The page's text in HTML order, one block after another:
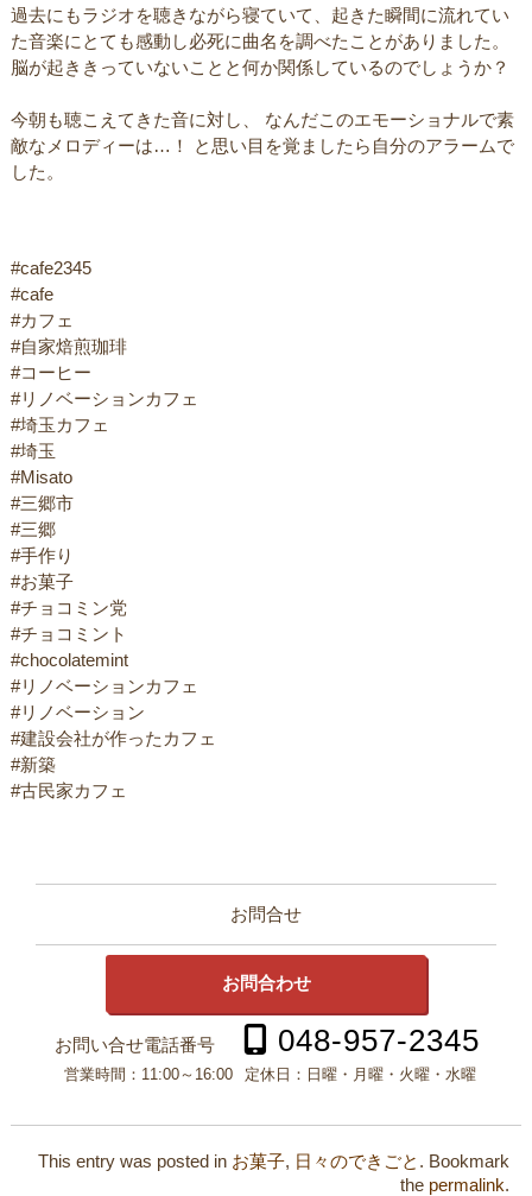
過去にもラジオを聴きながら寝ていて、起きた瞬間に流れてい
た音楽にとても感動し必死に曲名を調べたことがありました。
脳が起ききっていないことと何か関係しているのでしょうか？
今朝も聴こえてきた音に対し、 なんだこのエモーショナルで素
敵なメロディーは…！ と思い目を覚ましたら自分のアラームで
した。
#cafe2345
#cafe
#カフェ
#自家焙煎珈琲
#コーヒー
#リノベーションカフェ
#埼玉カフェ
#埼玉
#Misato
#三郷市
#三郷
#手作り
#お菓子
#チョコミン党
#チョコミント
#chocolatemint
#リノベーションカフェ
#リノベーション
#建設会社が作ったカフェ
#新築
#古民家カフェ
お問合せ
お問合わせ
お問い合せ電話番号 048-957-2345
営業時間： 11:00～16:00 定休日： 日曜・月曜・火曜・水曜
This entry was posted in お菓子, 日々のできごと . Bookmark
the permalink.